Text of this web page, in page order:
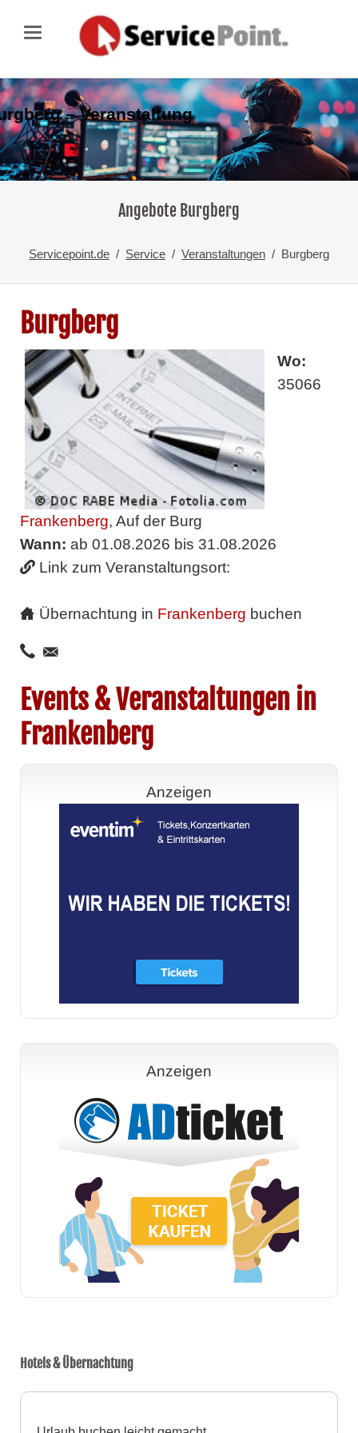
– Veranstaltung
Angebote Burgberg
Servicepoint.de Service Veranstaltungen Burgberg
Burgberg
Wo:
35066
Frankenberg, Auf der Burg
Wann: ab 01.08.2026 bis 31.08.2026
Link zum Veranstaltungsort:
Übernachtung in Frankenberg buchen
Events & Veranstaltungen in
Frankenberg
Anzeigen
Anzeigen
Hotels & Übernachtung